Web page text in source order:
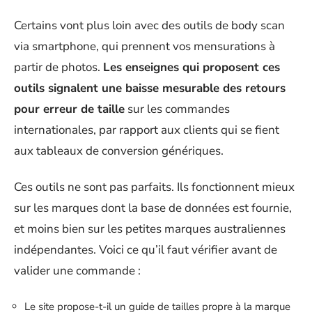
Certains vont plus loin avec des outils de body scan
via smartphone, qui prennent vos mensurations à
partir de photos. Les enseignes qui proposent ces
outils signalent une baisse mesurable des retours
pour erreur de taille sur les commandes
internationales, par rapport aux clients qui se fient
aux tableaux de conversion génériques.
Ces outils ne sont pas parfaits. Ils fonctionnent mieux
sur les marques dont la base de données est fournie,
et moins bien sur les petites marques australiennes
indépendantes. Voici ce qu’il faut vérifier avant de
valider une commande :
Le site propose-t-il un guide de tailles propre à la marque